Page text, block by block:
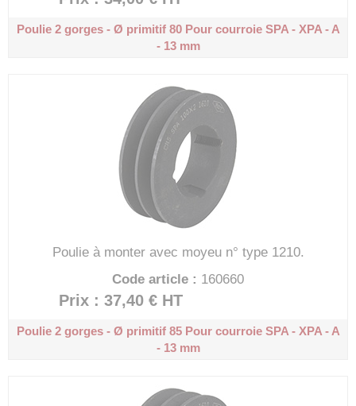
Poulie 2 gorges - Ø primitif 80Pour courroie SPA - XPA - A
- 13 mm
Poulie à monter avec moyeu n° type 1210.
Code article : 160660
Prix : 37,40 € HT
Poulie 2 gorges - Ø primitif 85Pour courroie SPA - XPA - A
- 13 mm